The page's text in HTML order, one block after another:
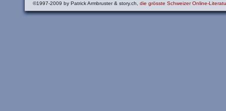
©1997-2009 by Patrick Armbruster & story.ch, die grösste Schweizer Online-